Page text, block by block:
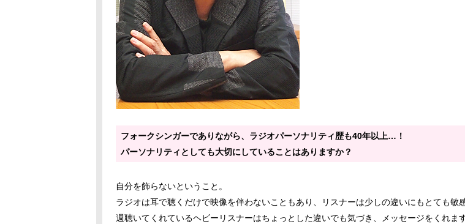
フォークシンガーでありながら、ラジオパーソナリティ歴も40年以上…！
パーソナリティとしても大切にしていることはありますか？
自分を飾らないということ。
ラジオは耳で聴くだけで映像を伴わないこともあり、リスナーは少しの違いにもとても敏
週聴いてくれているヘビーリスナーはちょっとした違いでも気づき、メッセージをくれます